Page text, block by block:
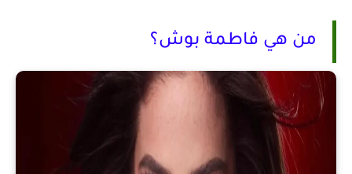
من هي فاطمة بوش؟